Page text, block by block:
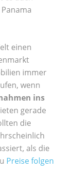
einen
immer
wenn
ins
gerade
die
als die
Preise folgen